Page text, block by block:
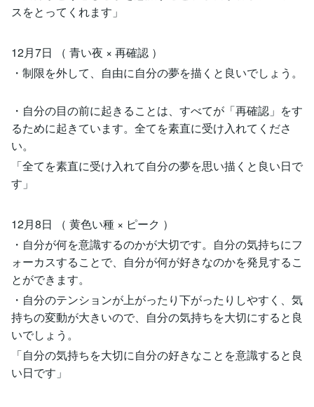
スをとってくれます」
12月7日 （ 青い夜 × 再確認 ）
・制限を外して、自由に自分の夢を描くと良いでしょう。
・自分の目の前に起きることは、すべてが「再確認」をす
るために起きています。全てを素直に受け入れてくださ
い。
「全てを素直に受け入れて自分の夢を思い描くと良い日で
す」
12月8日 （ 黄色い種 × ピーク ）
・自分が何を意識するのかが大切です。自分の気持ちにフ
ォーカスすることで、自分が何が好きなのかを発見するこ
とができます。
・自分のテンションが上がったり下がったりしやすく、気
持ちの変動が大きいので、自分の気持ちを大切にすると良
いでしょう。
「自分の気持ちを大切に自分の好きなことを意識すると良
い日です」